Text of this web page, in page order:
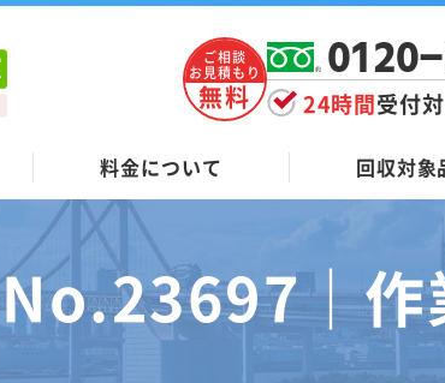
ご相談
お見積もり
無料 24時間受付
料金について 回収対象
No.23697｜作